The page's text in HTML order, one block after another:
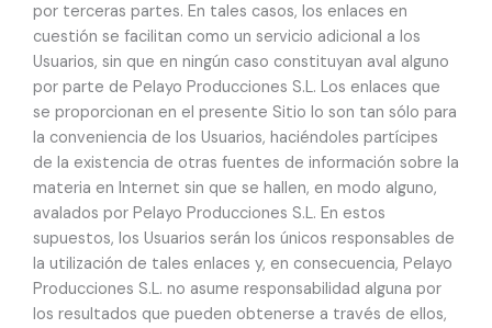
por terceras partes. En tales casos, los enlaces en
cuestión se facilitan como un servicio adicional a los
Usuarios, sin que en ningún caso constituyan aval alguno
por parte de Pelayo Producciones S.L. Los enlaces que
se proporcionan en el presente Sitio lo son tan sólo para
la conveniencia de los Usuarios, haciéndoles partícipes
de la existencia de otras fuentes de información sobre la
materia en Internet sin que se hallen, en modo alguno,
avalados por Pelayo Producciones S.L. En estos
supuestos, los Usuarios serán los únicos responsables de
la utilización de tales enlaces y, en consecuencia, Pelayo
Producciones S.L. no asume responsabilidad alguna por
los resultados que pueden obtenerse a través de ellos,